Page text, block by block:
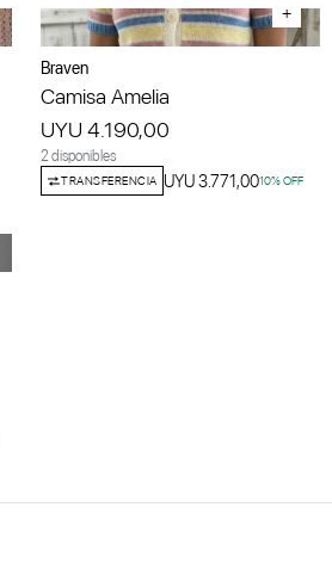
+
Braven
Camisa Amelia
UYU 4.190,00
2 disponibles
TRANSFERENCIA UYU 3.771,0010% OFF